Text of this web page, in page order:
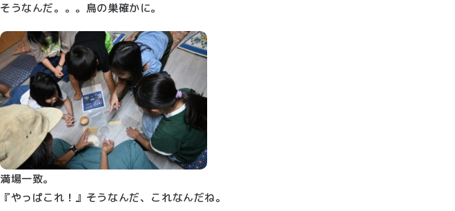
そうなんだ。。。鳥の巣確かに。
満場一致。
『やっぱこれ！』そうなんだ、これなんだね。